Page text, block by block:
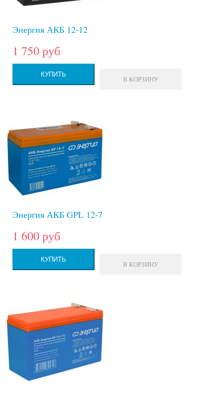
Энергия АКБ 12-12
1 750 руб
КУПИТЬ
В КОРЗИНУ
Энергия АКБ GPL 12-7
1 600 руб
КУПИТЬ
В КОРЗИНУ